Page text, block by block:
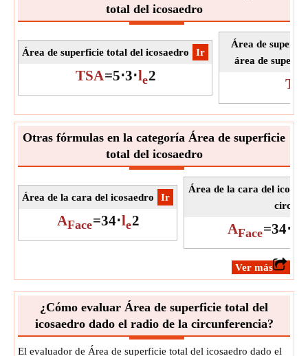
total del icosaedro
​Ir
Área de superficie total del icosaedro
TSA=5⋅3⋅le2
Área de
área de
Otras fórmulas en la categoría Área de superficie
total del icosaedro
​Ir
Área de la cara del icosaedro
AFace=34⋅le2
Área de la cara del
AFace=34⋅
​Ver más
¿Cómo evaluar Área de superficie total del
icosaedro dado el radio de la circunferencia?
El evaluador de Área de superficie total del icosaedro dado el